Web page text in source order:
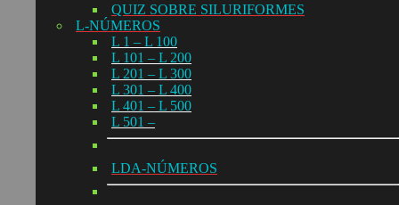
QUIZ SOBRE SILURIFORMES
L-NÚMEROS
L 1 – L 100
L 101 – L 200
L 201 – L 300
L 301 – L 400
L 401 – L 500
L 501 –
LDA-NÚMEROS